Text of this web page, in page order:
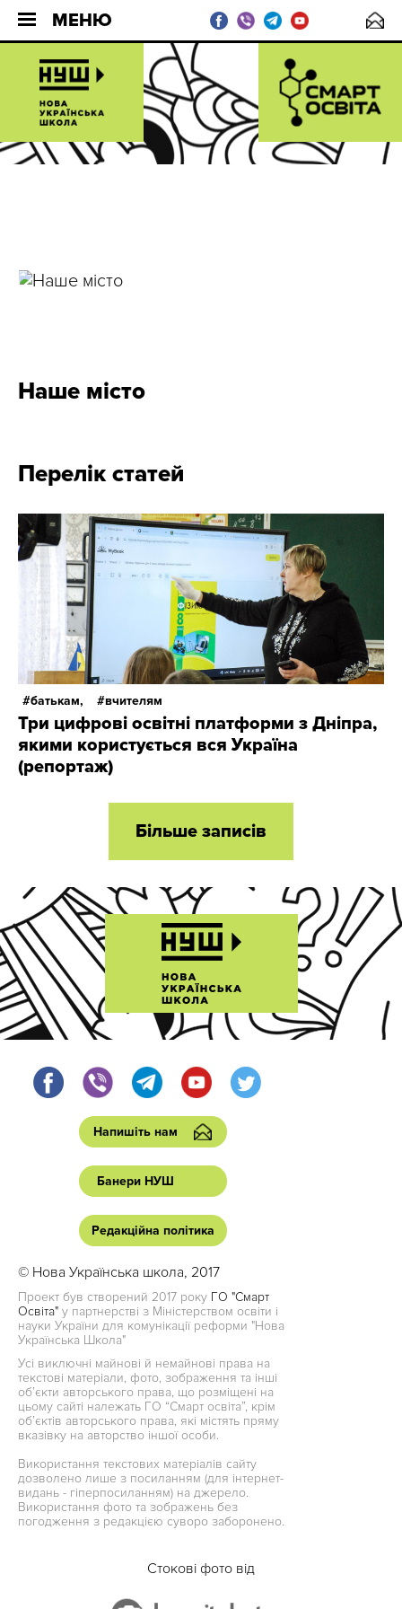
МЕНЮ
Наше місто
Перелік статей
батькам, вчителям
Три цифрові освітні платформи з Дніпра,
якими користується вся Україна
(репортаж)
Більше записів
Напишіть нам
Банери НУШ
Редакційна політика
© Нова Українська школа, 2017
Проект був створений 2017 року ГО "Смарт
Освіта" у партнерстві з Міністерством освіти і
науки України для комунікації реформи "Нова
Українська Школа"
Усі виключні майнові й немайнові права на
текстові матеріали, фото, зображення та інші
об’єкти авторського права, що розміщені на
цьому сайті належать ГО “Смарт освіта”, крім
об’єктів авторського права, які містять пряму
вказівку на авторство іншої особи.
Використання текстових матеріалів сайту
дозволено лише з посиланням (для інтернет-
видань - гіперпосиланням) на джерело.
Використання фото та зображень без
погодження з редакцією суворо заборонено.
Стокові фото від